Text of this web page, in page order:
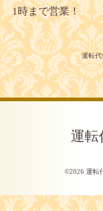
1時まで営業！
運転代
運転
©2026 運転